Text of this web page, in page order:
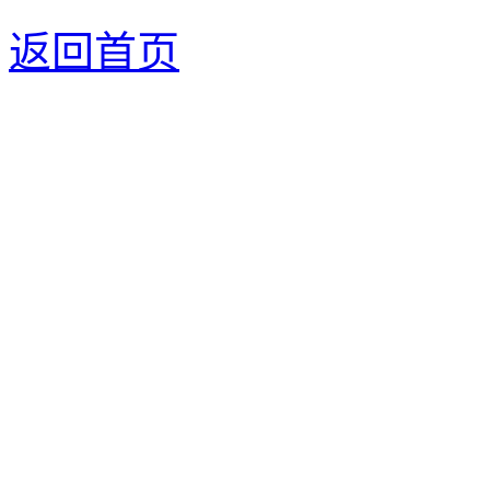
返回首页